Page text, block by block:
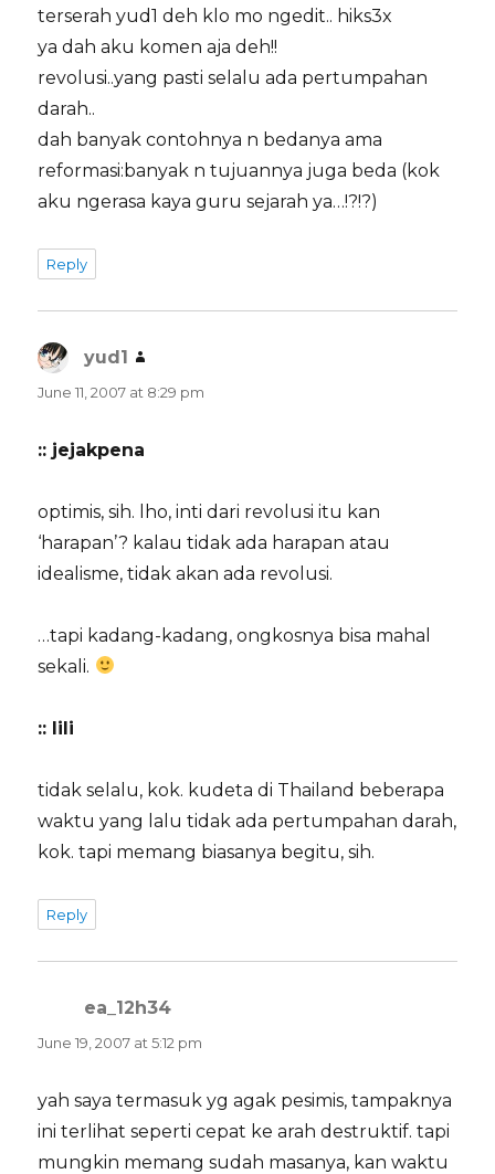
terserah yud1 deh klo mo ngedit.. hiks3x
ya dah aku komen aja deh!!
revolusi..yang pasti selalu ada pertumpahan
darah..
dah banyak contohnya n bedanya ama
reformasi:banyak n tujuannya juga beda (kok
aku ngerasa kaya guru sejarah ya…!?!?)
Reply
yud1
June 11, 2007 at 8:29 pm
:: jejakpena
optimis, sih. lho, inti dari revolusi itu kan
‘harapan’? kalau tidak ada harapan atau
idealisme, tidak akan ada revolusi.
…tapi kadang-kadang, ongkosnya bisa mahal
sekali.
:: lili
tidak selalu, kok. kudeta di Thailand beberapa
waktu yang lalu tidak ada pertumpahan darah,
kok. tapi memang biasanya begitu, sih.
Reply
ea_12h34
June 19, 2007 at 5:12 pm
yah saya termasuk yg agak pesimis, tampaknya
ini terlihat seperti cepat ke arah destruktif. tapi
mungkin memang sudah masanya, kan waktu